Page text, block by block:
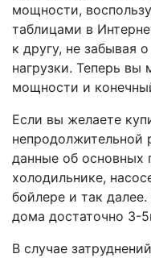
мощности,
таблицами в
к другу, не забывая
нагрузки. Теперь вы
мощности и
Если вы желаете
непродолжительной
данные об основных
холодильнике,
бойлере и так
дома достаточно 3-
В случае